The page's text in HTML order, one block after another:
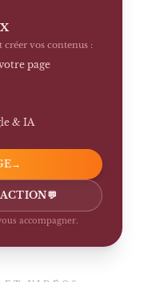
vos contenus :
page
& IA
→
💬
accompagner.